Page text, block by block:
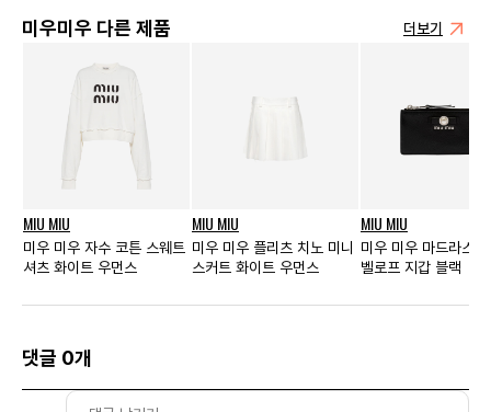
미우미우 다른 제품 더보기
MIU MIU
미우 미우 자수 코튼 스웨트
셔츠 화이트 우먼스
MIU MIU
미우 미우 플리츠 치노 미니
스커트 화이트 우먼스
MIU MIU
미우 미우 마드라스
벨로프 지갑 블랙
댓글 0개